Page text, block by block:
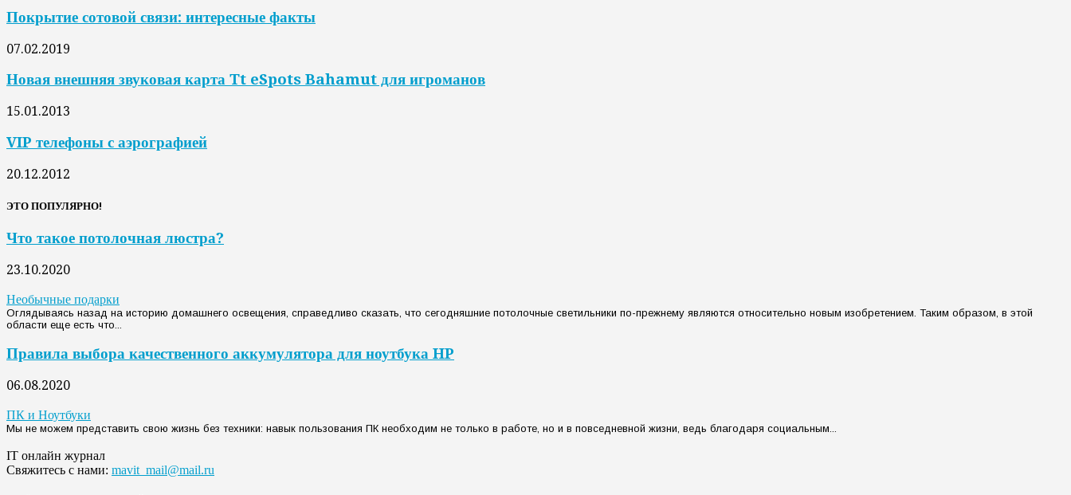
Покрытие сотовой связи: интересные факты
07.02.2019
Новая внешняя звуковая карта Tt eSpots Bahamut для игроманов
15.01.2013
VIP телефоны с аэрографией
20.12.2012
ЭТО ПОПУЛЯРНО!
Что такое потолочная люстра?
23.10.2020
Необычные подарки
Оглядываясь назад на историю домашнего освещения, справедливо сказать, что сегодняшние потолочные светильники по-прежнему являются относительно новым изобретением. Таким образом, в этой
области еще есть что...
Правила выбора качественного аккумулятора для ноутбука HP
06.08.2020
ПК и Ноутбуки
Мы не можем представить свою жизнь без техники: навык пользования ПК необходим не только в работе, но и в повседневной жизни, ведь благодаря социальным...
IT онлайн журнал
Свяжитесь с нами: mavit_mail@mail.ru